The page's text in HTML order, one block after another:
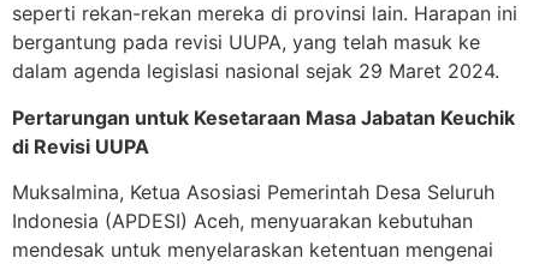
seperti rekan-rekan mereka di provinsi lain. Harapan ini
bergantung pada revisi UUPA, yang telah masuk ke
dalam agenda legislasi nasional sejak 29 Maret 2024.
Pertarungan untuk Kesetaraan Masa Jabatan Keuchik
di Revisi UUPA
Muksalmina, Ketua Asosiasi Pemerintah Desa Seluruh
Indonesia (APDESI) Aceh, menyuarakan kebutuhan
mendesak untuk menyelaraskan ketentuan mengenai